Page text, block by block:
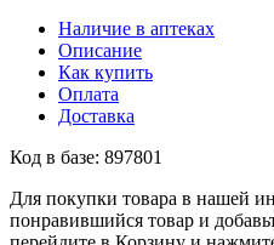
Наличие в аптеках
Описание
Как купить
Оплата
Доставка
Код в базе: 897801
Для покупки товара в нашей
понравившийся товар и